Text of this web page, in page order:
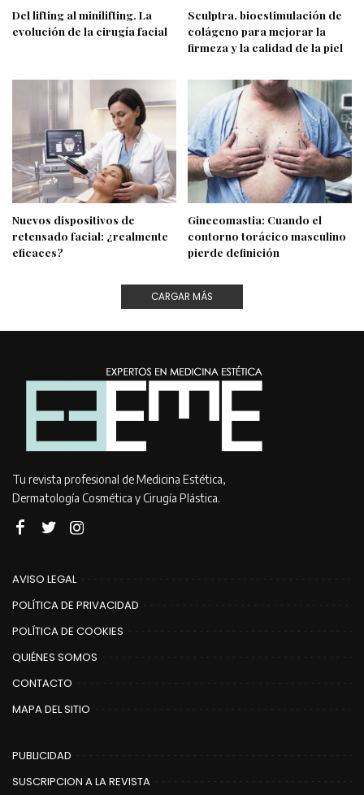
Del lifting al minilifting. La
evolución de la cirugía facial
Sculptra, bioestimulación de
colágeno para mejorar la
firmeza y la calidad de la piel
Nuevos dispositivos de
retensado facial: ¿realmente
eficaces?
Ginecomastia: Cuando el
contorno torácico masculino
pierde definición
CARGAR MÁS
Tu revista profesional de Medicina Estética,
Dermatología Cosmética y Cirugía Plástica.
AVISO LEGAL
POLÍTICA DE PRIVACIDAD
POLÍTICA DE COOKIES
QUIÉNES SOMOS
CONTACTO
MAPA DEL SITIO
PUBLICIDAD
SUSCRIPCION A LA REVISTA